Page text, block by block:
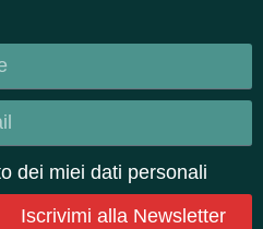
dei miei dati personali
Iscrivimi alla Newsletter